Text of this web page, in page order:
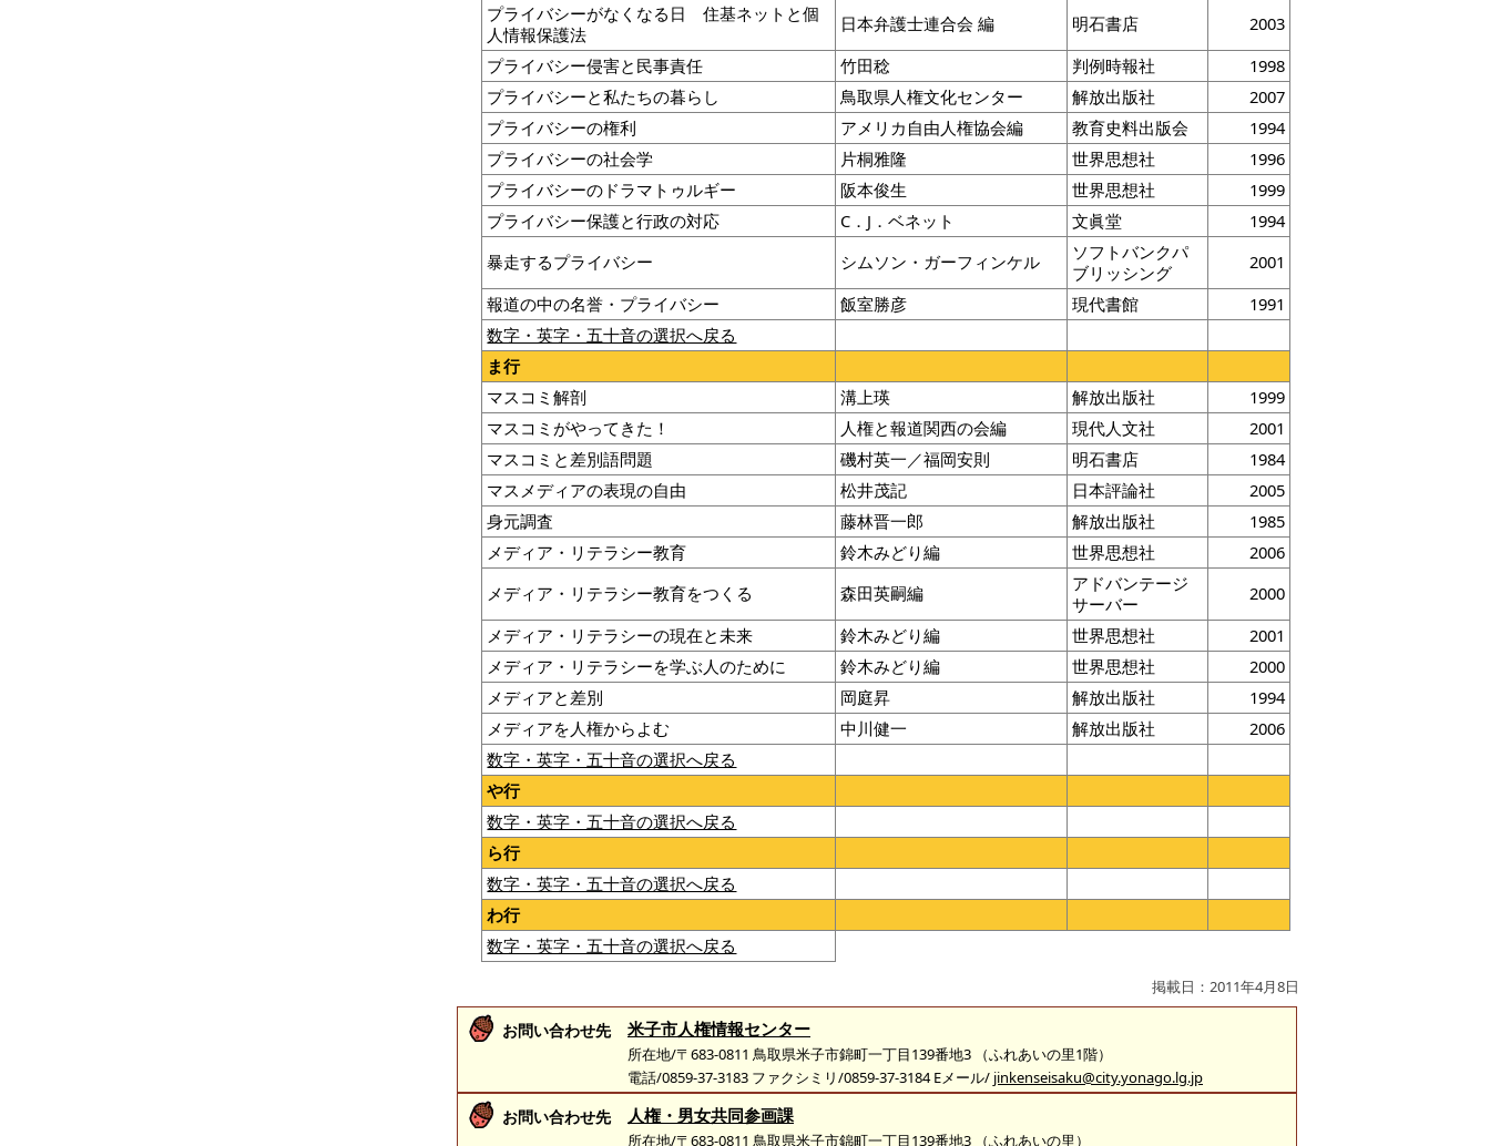
プライバシーがなくなる日 住基ネットと個
人情報保護法
日本弁護士連合会 編 明石書店
2003
プライバシー侵害と民事責任
竹田稔 判例時報社
1998
プライバシーと私たちの暮らし
鳥取県人権文化センター 解放出版社
2007
プライバシーの権利
アメリカ自由人権協会編 教育史料出版会
1994
プライバシーの社会学
片桐雅隆 世界思想社
1996
プライバシーのドラマトゥルギー
阪本俊生 世界思想社
1999
プライバシー保護と行政の対応
C．J．ベネット 文眞堂
1994
暴走するプライバシー
シムソン・ガーフィンケル
ソフトバンクパ
ブリッシング
2001
報道の中の名誉・プライバシー
飯室勝彦 現代書館
1991
数字・英字・五十音の選択へ戻る
ま行
マスコミ解剖
溝上瑛 解放出版社
1999
マスコミがやってきた！
人権と報道関西の会編 現代人文社
2001
マスコミと差別語問題
磯村英一／福岡安則 明石書店
1984
マスメディアの表現の自由
松井茂記 日本評論社
2005
身元調査
藤林晋一郎 解放出版社
1985
メディア・リテラシー教育
鈴木みどり編 世界思想社
2006
メディア・リテラシー教育をつくる
森田英嗣編
アドバンテージ
サーバー
2000
メディア・リテラシーの現在と未来
鈴木みどり編 世界思想社
2001
メディア・リテラシーを学ぶ人のために
鈴木みどり編 世界思想社
2000
メディアと差別
岡庭昇 解放出版社
1994
メディアを人権からよむ
中川健一 解放出版社
2006
数字・英字・五十音の選択へ戻る
や行
数字・英字・五十音の選択へ戻る
ら行
数字・英字・五十音の選択へ戻る
わ行
数字・英字・五十音の選択へ戻る
掲載日：2011年4月8日
お問い合わせ先 米子市人権情報センター
所在地/〒683-0811 鳥取県米子市錦町一丁目139番地3 （ふれあいの里1階）
電話/0859-37-3183 ファクシミリ/0859-37-3184 Eメール/ jinkenseisaku@city.yonago.lg.jp
お問い合わせ先 人権・男女共同参画課
所在地/〒683-0811 鳥取県米子市錦町一丁目139番地3 （ふれあいの里）